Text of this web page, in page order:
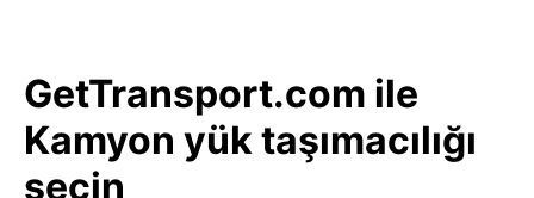
GetTransport.com ile
Kamyon yük taşımacılığı
seçin